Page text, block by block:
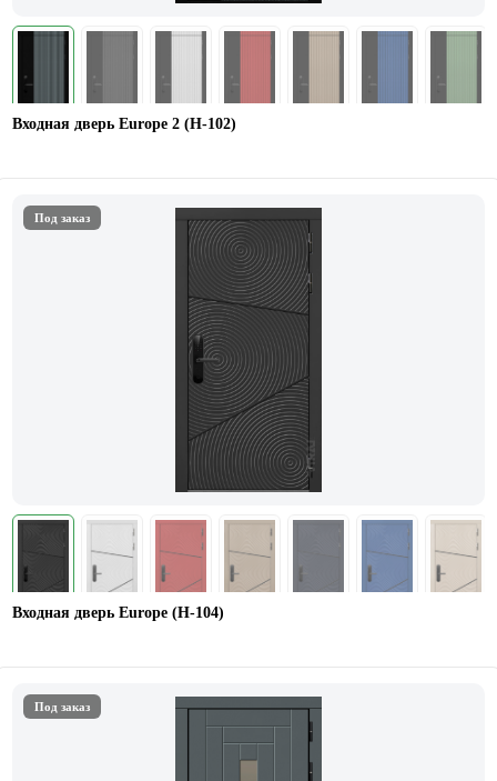
Входная дверь Europe 2 (Н-102)
Под заказ
Входная дверь Europe (Н-104)
Под заказ